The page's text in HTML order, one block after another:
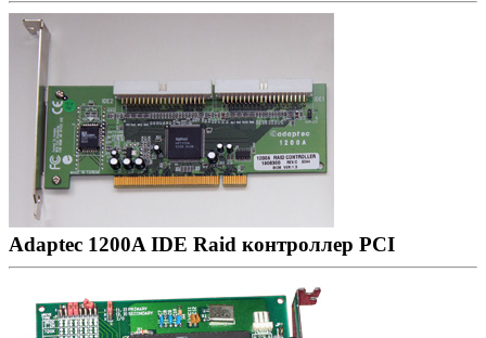
Adaptec 1200A IDE Raid контроллер PCI